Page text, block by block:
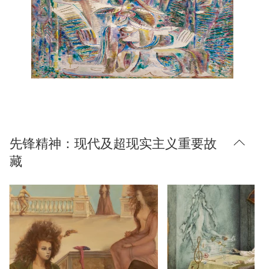
先锋精神：现代及超现实主义重要故
藏